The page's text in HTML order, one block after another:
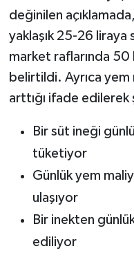
değinilen
yaklaşık 25-26 liraya
market raflarında
belirtildi. Ayrıca
arttığı ifade edilerek
Bir süt ineği
tüketiyor
Günlük yem
ulaşıyor
Bir inekten
ediliyor